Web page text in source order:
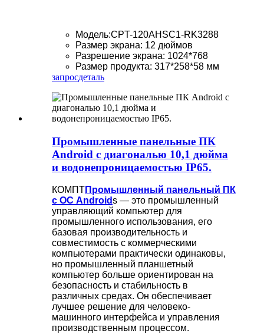
Модель:CPT-120AHSC1-RK3288
Размер экрана: 12 дюймов
Разрешение экрана: 1024*768
Размер продукта: 317*258*58 мм
запросдеталь
Промышленные панельные ПК
Android с диагональю 10,1 дюйма
и водонепроницаемостью IP65.
КОМПТПромышленный панельный ПК
с ОС Androids — это промышленный
управляющий компьютер для
промышленного использования, его
базовая производительность и
совместимость с коммерческими
компьютерами практически одинаковы,
но промышленный планшетный
компьютер больше ориентирован на
безопасность и стабильность в
различных средах. Он обеспечивает
лучшее решение для человеко-
машинного интерфейса и управления
производственным процессом.